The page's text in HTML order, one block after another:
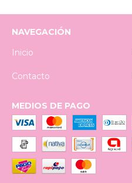
NAVEGACIÓN
Inicio
Contacto
MEDIOS DE PAGO